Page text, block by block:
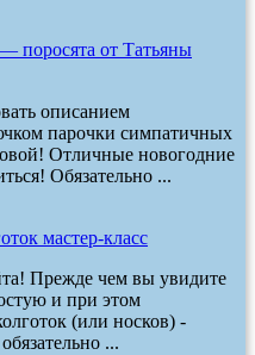
поросята от Татьяны
описанием
парочки симпатичных
Отличные новогодние
Обязательно ...
мастер-класс
Прежде чем вы увидите
и при этом
(или носков) -
...